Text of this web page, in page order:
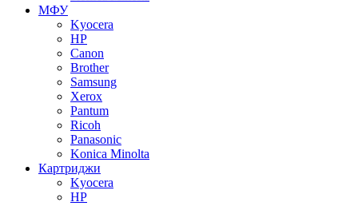
МФУ
Kyocera
HP
Canon
Brother
Samsung
Xerox
Pantum
Ricoh
Panasonic
Konica Minolta
Картриджи
Kyocera
HP